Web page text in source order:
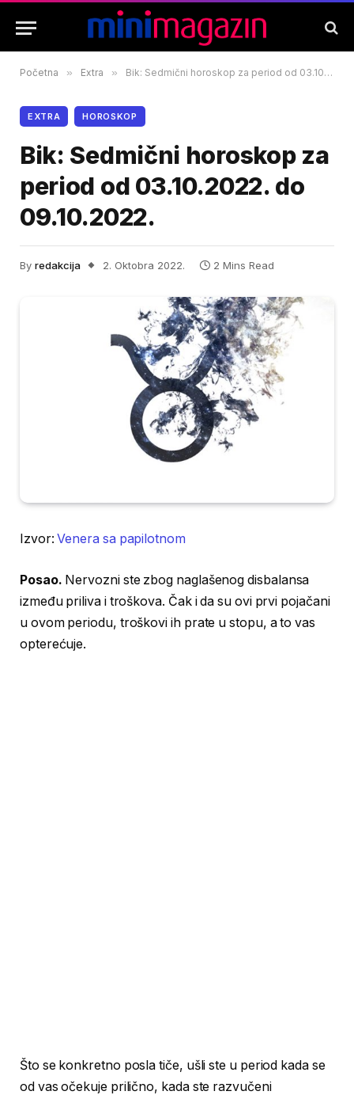
Početna » Extra » Bik: Sedmični horoskop za period od 03.10.2022. do 09.10.2022.
EXTRA HOROSKOP
Bik: Sedmični horoskop za
period od 03.10.2022. do
09.10.2022.
By redakcija 2. Oktobra 2022. 2 Mins Read
Izvor:Venera sa papilotnom
Posao. Nervozni ste zbog naglašenog disbalansa
između priliva i troškova. Čak i da su ovi prvi pojačani
u ovom periodu, troškovi ih prate u stopu, a to vas
opterećuje.
Što se konkretno posla tiče, ušli ste u period kada se
od vas očekuje prilično, kada ste razvučeni